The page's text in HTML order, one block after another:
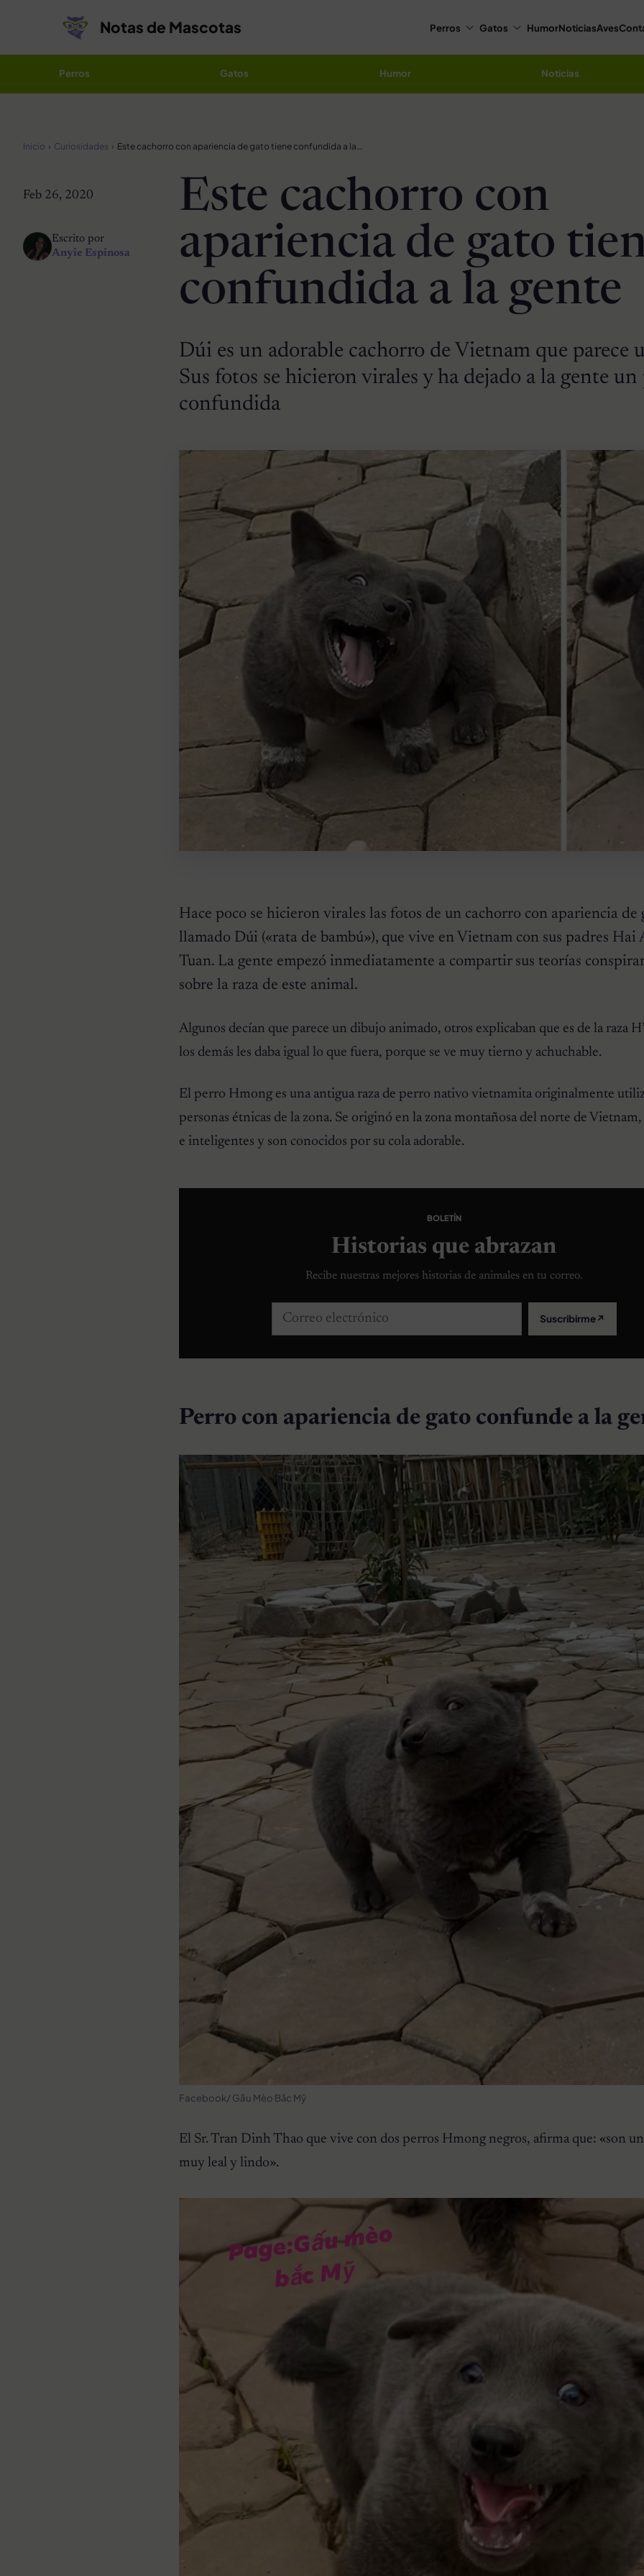
Notas de Mascotas Perros Gatos HumorNoticiasAves
Perros Gatos Humor Noticias
Inicio Curiosidades Este cachorro con apariencia de gato tiene confundida a la gente
Feb 26, 2020
Escrito por
Anyie Espinosa
Este cachorro con
apariencia de gato
confundida a la gente
Dúi es un adorable cachorro de Vietnam que parece
Sus fotos se hicieron virales y ha dejado a la gente un
confundida
Hace poco se hicieron virales las fotos de un cachorro con apariencia de
llamado Dúi («rata de bambú»), que vive en Vietnam con sus padres Hai
Tuan. La gente empezó inmediatamente a compartir sus teorías
sobre la raza de este animal.
Algunos decían que parece un dibujo animado, otros explicaban que es de la raza
los demás les daba igual lo que fuera, porque se ve muy tierno y achuchable.
El perro Hmong es una antigua raza de perro nativo vietnamita originalmente
personas étnicas de la zona. Se originó en la zona montañosa del norte de
e inteligentes y son conocidos por su cola adorable.
BOLETÍN
Historias que abrazan
Recibe nuestras mejores historias de animales en tu correo.
Correo electrónico Suscribirme↗
Perro con apariencia de gato confunde a la
Facebook/ Gấu Mèo Bắc Mỹ
El Sr. Tran Dinh Thao que vive con dos perros Hmong negros, afirma que: «son
muy leal y lindo».